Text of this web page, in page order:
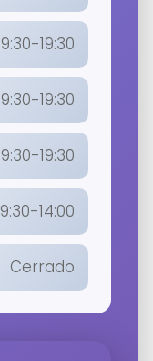
9:30-19:30
9:30-19:30
9:30-19:30
9:30-14:00
Cerrado